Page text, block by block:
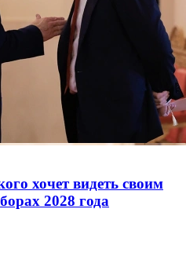
хочет видеть своим
2028 года